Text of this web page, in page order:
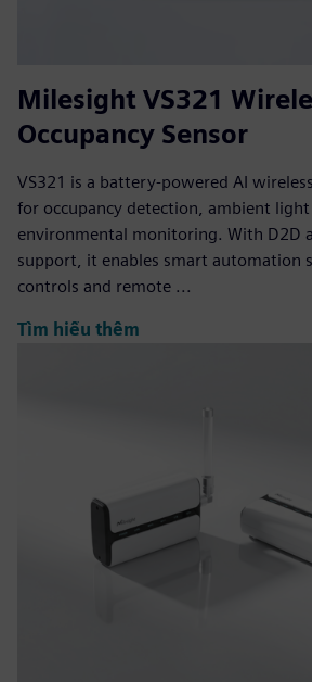
Milesight VS321
Occupancy Sensor
VS321 is a battery-powered AI
for occupancy detection, ambient light
environmental monitoring. With D2D
support, it enables smart automation
controls and remote ...
Tìm hiểu thêm